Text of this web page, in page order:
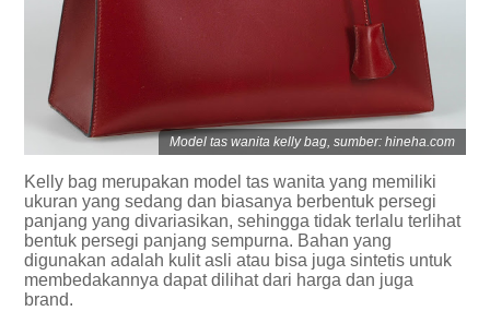
Model tas wanita kelly bag, sumber: hineha.com
Kelly bag merupakan model tas wanita yang memiliki
ukuran yang sedang dan biasanya berbentuk persegi
panjang yang divariasikan, sehingga tidak terlalu terlihat
bentuk persegi panjang sempurna. Bahan yang
digunakan adalah kulit asli atau bisa juga sintetis untuk
membedakannya dapat dilihat dari harga dan juga
brand.